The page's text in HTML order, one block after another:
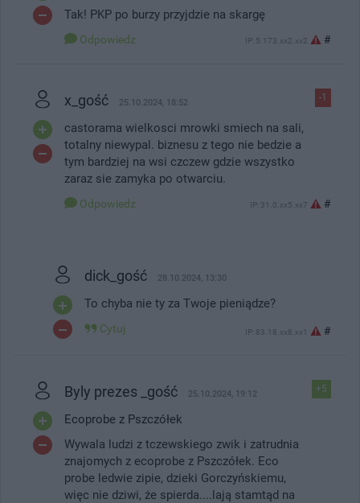
Tak! PKP po burzy przyjdzie na skargę
Odpowiedz IP: 5.173.xx2.xx2 #
-1
x_gość 25.10.2024, 18:52
castorama wielkosci mrowki smiech na sali,
totalny niewypal. biznesu z tego nie bedzie a
tym bardziej na wsi czczew gdzie wszystko
zaraz sie zamyka po otwarciu.
Odpowiedz IP: 31.0.xx5.xx7 #
dick_gość 28.10.2024, 13:30
To chyba nie ty za Twoje pieniądze?
Cytuj IP: 83.18.xx8.xx1 #
+5
Byly prezes _gość 25.10.2024, 19:12
Ecoprobe z Pszczółek
Wywala ludzi z tczewskiego zwik i zatrudnia
znajomych z ecoprobe z Pszczółek. Eco
probe ledwie zipie, dzieki Gorczyńskiemu,
więc nie dziwi, że spierda....lają stamtąd na